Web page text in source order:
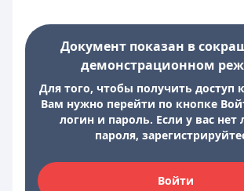
Документ показан в
демонстрационном
Для того, чтобы получить доступ
Вам нужно перейти по кнопке
логин и пароль. Если у вас нет
пароля,
Войти